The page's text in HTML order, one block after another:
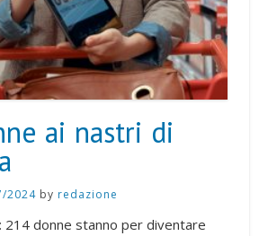
ai nastri di
2024 by redazione
214 donne stanno per diventare